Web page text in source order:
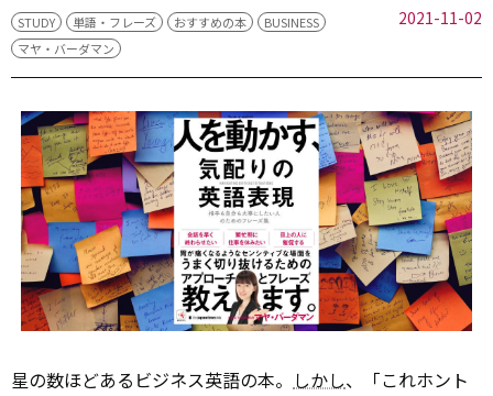
STUDY 単語・フレーズ おすすめの本
BUSINESS
マヤ・バーダマン
2021-11-02
星の数ほどあるビジネス英語の本。 しかし、「これホント